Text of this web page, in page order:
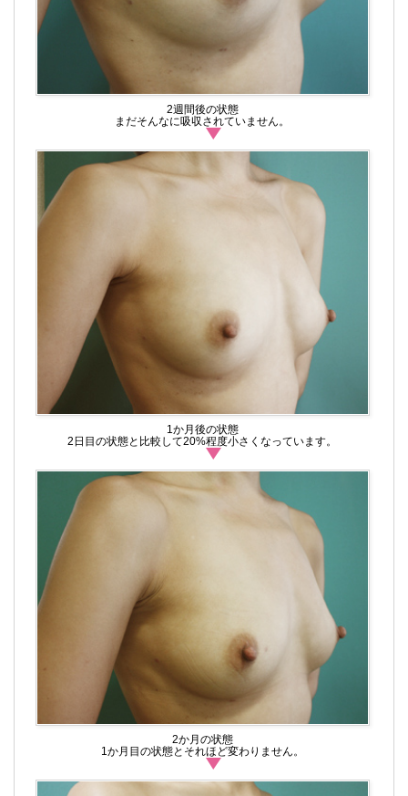
2週間後の状態
まだそんなに吸収されていません。
1か月後の状態
2日目の状態と比較して20%程度小さくなっています。
2か月の状態
1か月目の状態とそれほど変わりません。